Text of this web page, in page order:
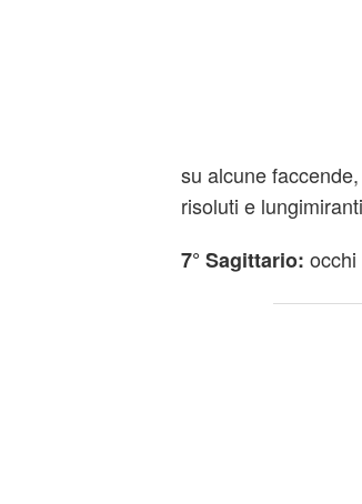
Previsioni
su alcune
risoluti e
7° Sagittario: